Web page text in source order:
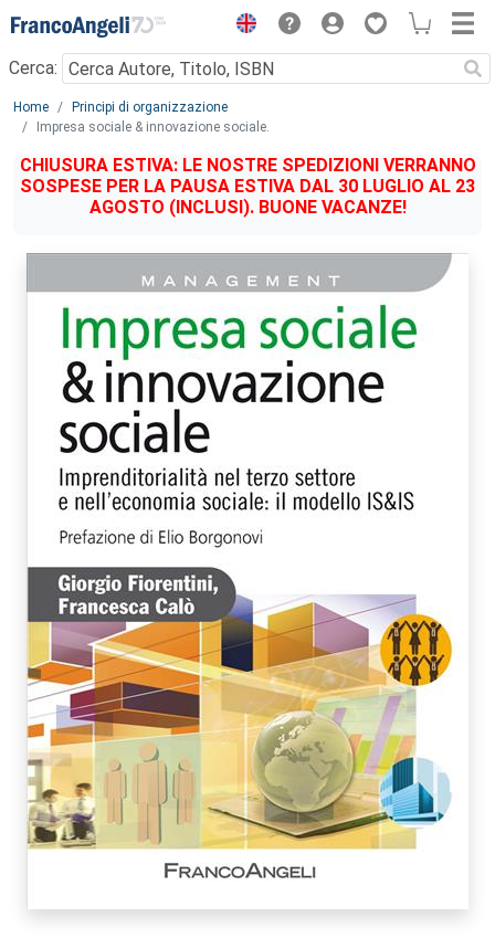
Menu
Cerca:
Main content
Home
Principi di organizzazione
Impresa sociale & innovazione sociale.
CHIUSURA ESTIVA: LE NOSTRE SPEDIZIONI VERRANNO
SOSPESE PER LA PAUSA ESTIVA DAL 30 LUGLIO AL 23
AGOSTO (INCLUSI). BUONE VACANZE!